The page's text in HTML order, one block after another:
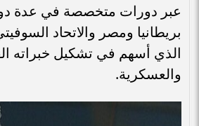
عبر دورات متخصصة في عدة
بريطانيا ومصر والاتحاد
الذي أسهم في تشكيل خبراته
والعسكرية.